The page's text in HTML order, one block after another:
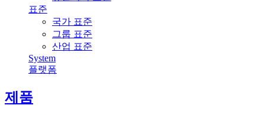
표준
국가 표준
그룹 표준
산업 표준
System
플랫폼
제품